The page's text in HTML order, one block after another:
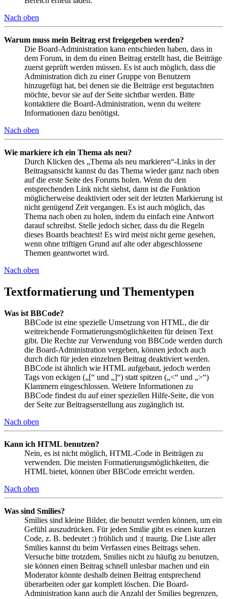
Nach oben
Warum muss mein Beitrag erst freigegeben werden?
Die Board-Administration kann entschieden haben, dass in
dem Forum, in dem du einen Beitrag erstellt hast, die Beiträge
zuerst geprüft werden müssen. Es ist auch möglich, dass die
Administration dich zu einer Gruppe von Benutzern
hinzugefügt hat, bei denen sie die Beiträge erst begutachten
möchte, bevor sie auf der Seite sichtbar werden. Bitte
kontaktiere die Board-Administration, wenn du weitere
Informationen dazu benötigst.
Nach oben
Wie markiere ich ein Thema als neu?
Durch Klicken des „Thema als neu markieren“-Links in der
Beitragsansicht kannst du das Thema wieder ganz nach oben
auf die erste Seite des Forums holen. Wenn du den
entsprechenden Link nicht siehst, dann ist die Funktion
möglicherweise deaktiviert oder seit der letzten Markierung ist
nicht genügend Zeit vergangen. Es ist auch möglich, das
Thema nach oben zu holen, indem du einfach eine Antwort
darauf schreibst. Stelle jedoch sicher, dass du die Regeln
dieses Boards beachtest! Es wird meist nicht gerne gesehen,
wenn ohne triftigen Grund auf alte oder abgeschlossene
Themen geantwortet wird.
Nach oben
Textformatierung und Thementypen
Was ist BBCode?
BBCode ist eine spezielle Umsetzung von HTML, die dir
weitreichende Formatierungsmöglichkeiten für deinen Text
gibt. Die Rechte zur Verwendung von BBCode werden durch
die Board-Administration vergeben, können jedoch auch
durch dich für jeden einzelnen Beitrag deaktiviert werden.
BBCode ist ähnlich wie HTML aufgebaut, jedoch werden
Tags von eckigen („[“ und „]“) statt spitzen („<“ und „>“)
Klammern eingeschlossen. Weitere Informationen zu
BBCode findest du auf einer speziellen Hilfe-Seite, die von
der Seite zur Beitragserstellung aus zugänglich ist.
Nach oben
Kann ich HTML benutzen?
Nein, es ist nicht möglich, HTML-Code in Beiträgen zu
verwenden. Die meisten Formatierungsmöglichkeiten, die
HTML bietet, können über BBCode erreicht werden.
Nach oben
Was sind Smilies?
Smilies sind kleine Bilder, die benutzt werden können, um ein
Gefühl auszudrücken. Für jeden Smilie gibt es einen kurzen
Code, z. B. bedeutet :) fröhlich und :( traurig. Die Liste aller
Smilies kannst du beim Verfassen eines Beitrags sehen.
Versuche bitte trotzdem, Smilies nicht zu häufig zu benutzen,
sie können einen Beitrag schnell unlesbar machen und ein
Moderator könnte deshalb deinen Beitrag entsprechend
überarbeiten oder gar komplett löschen. Die Board-
Administration kann auch die Anzahl der Smilies begrenzen,